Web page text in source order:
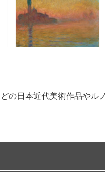
の日本近代美術作品や